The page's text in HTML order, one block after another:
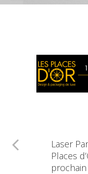
Laser
Places
prochain